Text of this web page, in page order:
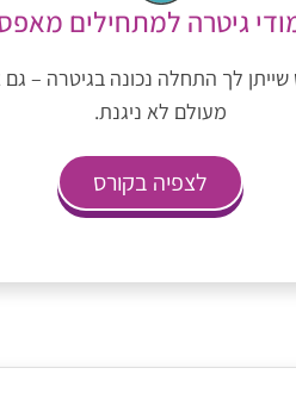
גיטרה למתחילים
שייתן לך התחלה נכונה בגיטרה –
מעולם לא ניגנת.
לצפיה בקורס